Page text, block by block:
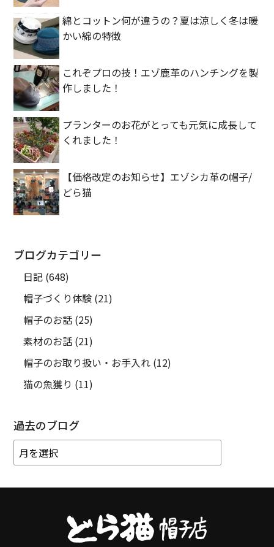
綿とコットン何が違うの？夏は涼しく冬は暖
かい綿の特徴
これぞプロの技！エゾ鹿革のハンチングを製
作しました！
プランターのお花がとっても元気に成長して
くれました！
【価格改定のお知らせ】エゾシカ革の帽子/
どら猫
ブログカテゴリー
日記 (648)
帽子づくり体験 (21)
帽子のお話 (25)
素材のお話 (21)
帽子のお取り扱い・お手入れ (12)
猫の魚獲り (11)
過去のブログ